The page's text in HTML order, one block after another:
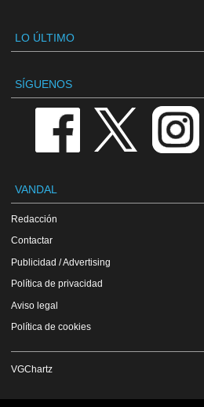
LO ÚLTIMO
SÍGUENOS
VANDAL
Redacción
Contactar
Publicidad / Advertising
Política de privacidad
Aviso legal
Política de cookies
VGChartz